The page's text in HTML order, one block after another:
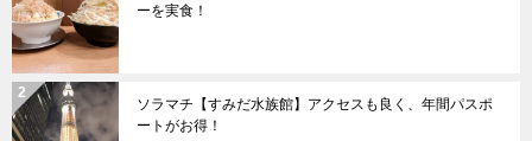
ーを実食！
ソラマチ【すみだ水族館】アクセスも良く、年間パスポ
ートがお得！